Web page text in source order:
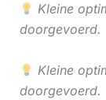
Kleine
doorgevoerd.
Kleine
doorgevoerd.